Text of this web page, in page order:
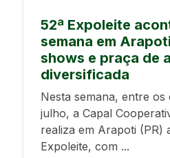
52ª Expoleite
semana em
shows e praça de
diversificada
Nesta semana, entre os
julho, a Capal
realiza em Arapoti (PR)
Expoleite, com ...